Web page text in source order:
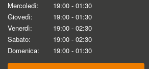
Mercoledì:
19:00 - 01:30
Giovedì:
19:00 - 01:30
Venerdì:
19:00 - 02:30
Sabato:
19:00 - 02:30
Domenica:
19:00 - 01:30